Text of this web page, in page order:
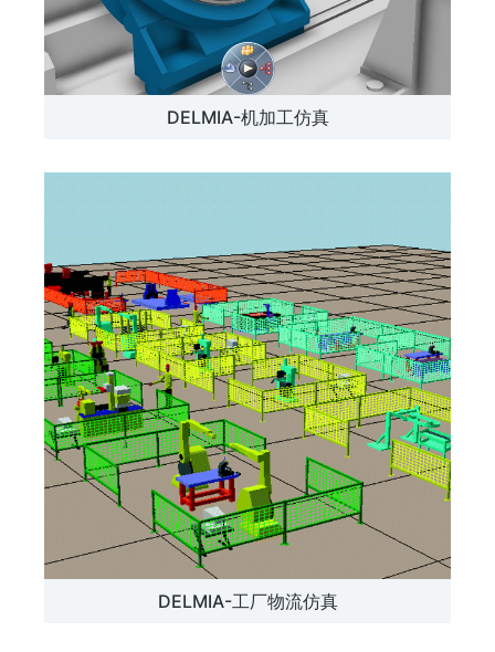
DELMIA-机加工仿真
DELMIA-工厂物流仿真